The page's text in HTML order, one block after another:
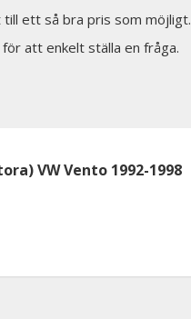
ett så bra pris som möjligt.
att enkelt ställa en fråga.
VW Vento 1992-1998